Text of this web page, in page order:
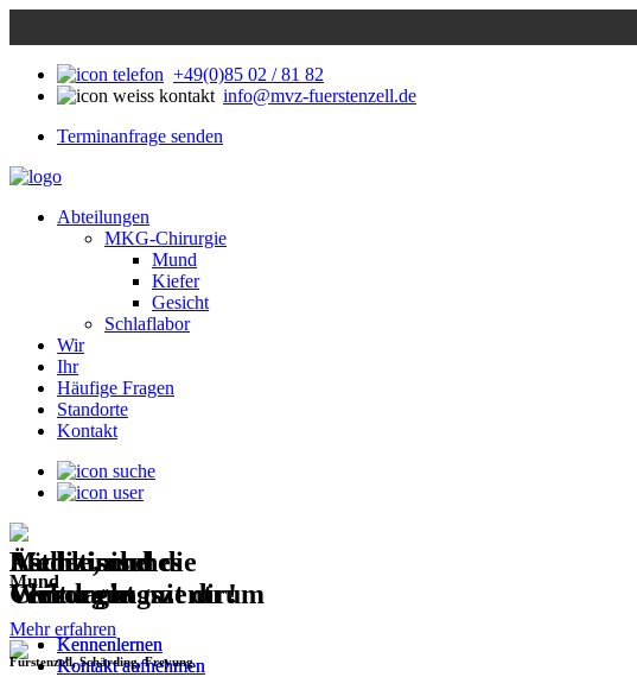
+49(0)85 02 / 81 82
info@mvz-fuerstenzell.de
Terminanfrage senden
Abteilungen
MKG-Chirurgie
Mund
Kiefer
Gesicht
Schlaflabor
Wir
Ihr
Häufige Fragen
Standorte
Kontakt
Lächle, und die
Welt lacht mit dir!
Kennenlernen
Kontakt aufnehmen
Ästhetische
Chirurgie
Kennenlernen
Kontakt aufnehmen
Medizinisches
Versorgungszentrum
Fürstenzell, Schärding, Freyung
Mund
Mehr erfahren